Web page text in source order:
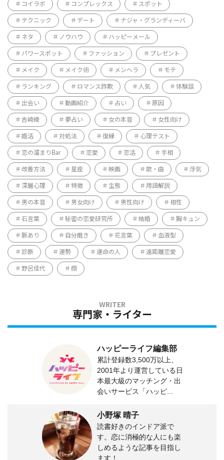
コイラボ コンプレックス スポット
テクニック デート ナジャ・グランディーバ
ネタ ノウハウ ハッピーメール
パワースポット ファッション プレゼント
メイク メイク術 メンヘラ モテ
ランキング ロマンス詐欺 人気 体験談
出会い 動画紹介 占い 原因
吉崎綾 夢占い 女の本音 女性向け
婚活 対処法 復縁 心理テスト
恋の溜まりBar 恋愛 恋活 手相
改善方法 星座 映画 歌・曲 浮気
深層心理 特徴 生態 用語解説
男の本音 男女向け 男性向け 相性
石言葉 秘密の恋愛研究所 結婚 胸キュン
脈あり 自分磨き 花言葉 血液型
診断 運勢 運命の人 遠距離恋愛
野呂佳代 顔
専門家・ライター
ハッピーライフ編集部
累計登録数3,500万以上、
2001年より運営している日
本最大級のマッチング・出
会いサービス「ハッピ...
小野塚 晴子
読書好きのインドア派で
す。恋に消極的な人にも楽
しめるような記事を目指し
ます！